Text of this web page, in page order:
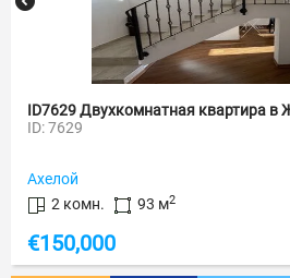
ID7629 Двухкомнатная квартира
ID: 7629
Ахелой
2 комн.
93 м2
€150,000